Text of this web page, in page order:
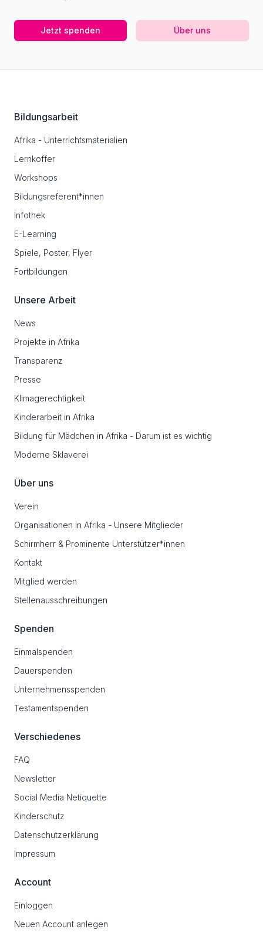
Jetzt spenden Über uns
Bildungsarbeit
Afrika - Unterrichtsmaterialien
Lernkoffer
Workshops
Bildungsreferent*innen
Infothek
E-Learning
Spiele, Poster, Flyer
Fortbildungen
Unsere Arbeit
News
Projekte in Afrika
Transparenz
Presse
Klimagerechtigkeit
Kinderarbeit in Afrika
Bildung für Mädchen in Afrika - Darum ist es wichtig
Moderne Sklaverei
Über uns
Verein
Organisationen in Afrika - Unsere Mitglieder
Schirmherr & Prominente Unterstützer*innen
Kontakt
Mitglied werden
Stellenausschreibungen
Spenden
Einmalspenden
Dauerspenden
Unternehmensspenden
Testamentspenden
Verschiedenes
FAQ
Newsletter
Social Media Netiquette
Kinderschutz
Datenschutzerklärung
Impressum
Account
Einloggen
Neuen Account anlegen